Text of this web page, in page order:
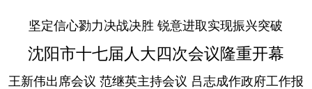
坚定信心勠力决战决胜 锐意进取实现振兴突破
沈阳市十七届人大四次会议隆重开幕
王新伟出席会议 范继英主持会议 吕志成作政府工作报